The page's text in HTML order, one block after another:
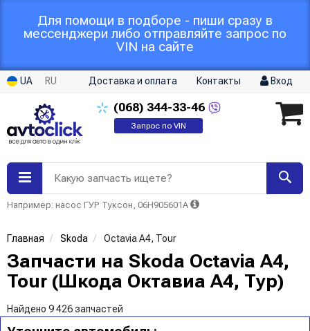
Для помощи в подборе - пиши сразу в
мессенджери либо отправляйте запрос по
VIN на сайте
UA RU Доставка и оплата Контакты Вход
(068) 344-33-46
Запрос по VIN
Какую запчасть ищете?
Например: насос ГУР Туксон, 06H905601A
Главная Skoda Octavia A4, Tour
Запчасти на Skoda Octavia A4,
Tour (Шкода Октавиа A4, Тур)
Найдено 9 426 запчастей